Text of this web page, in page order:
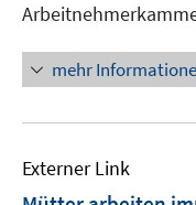
mehr
Externer Link